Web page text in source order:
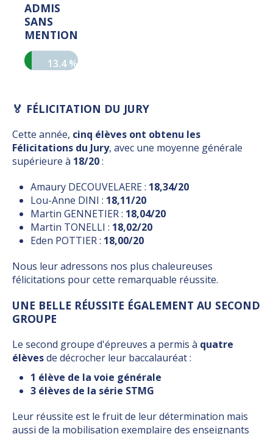
ADMIS
SANS
MENTION
13.4 %
🏅 FÉLICITATION DU JURY
Cette année, cinq élèves ont obtenu les
Félicitations du Jury, avec une moyenne générale
supérieure à 18/20:
Amaury DECOUVELAERE : 18,34/20
Lou-Anne DINI : 18,11/20
Martin GENNETIER : 18,04/20
Martin TONELLI : 18,02/20
Eden POTTIER : 18,00/20
Nous leur adressons nos plus chaleureuses
félicitations pour cette remarquable réussite.
UNE BELLE RÉUSSITE ÉGALEMENT AU SECOND
GROUPE
Le second groupe d'épreuves a permis à quatre
élèvesde décrocher leur baccalauréat :
1 élève de la voie générale
3 élèves de la série STMG
Leur réussite est le fruit de leur détermination mais
aussi de la mobilisation exemplaire des enseignants